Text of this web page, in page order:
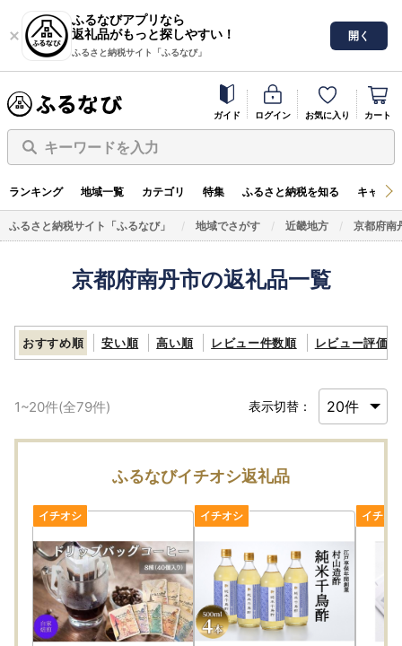
ふるなびアプリなら
返礼品がもっと探しやすい！
ふるさと納税サイト「ふるなび」
開く
ガイド ログイン お気に入り カート
キーワードを入力
ランキング 地域一覧 カテゴリ 特集 ふるさと納税を知る キャン
ふるさと納税サイト「ふるなび」 地域でさがす 近畿地方 京都府南
京都府南丹市の返礼品一覧
おすすめ順 安い順 高い順 レビュー件数順 レビュー評価順
1~20件(全79件) 表示切替：
ふるなびイチオシ返礼品